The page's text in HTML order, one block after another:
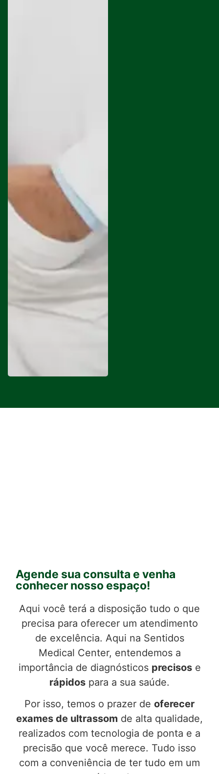
Agende sua consulta e venha
conhecer nosso espaço!
Aqui você terá a disposição tudo o que
precisa para oferecer um atendimento
de excelência. Aqui na Sentidos
Medical Center, entendemos a
importância de diagnósticos precisose
rápidos para a sua saúde.
Por isso, temos o prazer de oferecer
exames de ultrassom de alta qualidade,
realizados com tecnologia de ponta e a
precisão que você merece. Tudo isso
com a conveniência de ter tudo em um